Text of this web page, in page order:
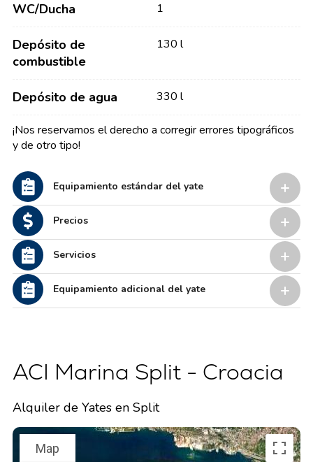
WC/Ducha 1
Depósito de
combustible
130 l
Depósito de agua 330 l
¡Nos reservamos el derecho a corregir errores tipográficos
y de otro tipo!
Equipamiento estándar del yate
Precios
Servicios
Equipamiento adicional del yate
ACI Marina Split - Croacia
Alquiler de Yates en Split
Map